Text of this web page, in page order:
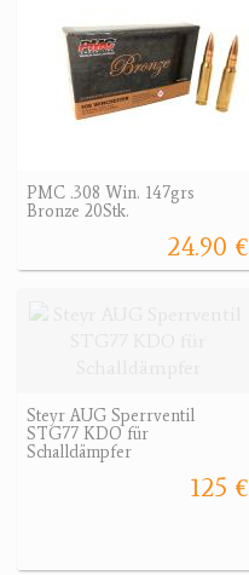
PMC .308 Win. 147grs
Bronze 20Stk.
24.90 €
Steyr AUG Sperrventil
STG77 KDO für
Schalldämpfer
125 €